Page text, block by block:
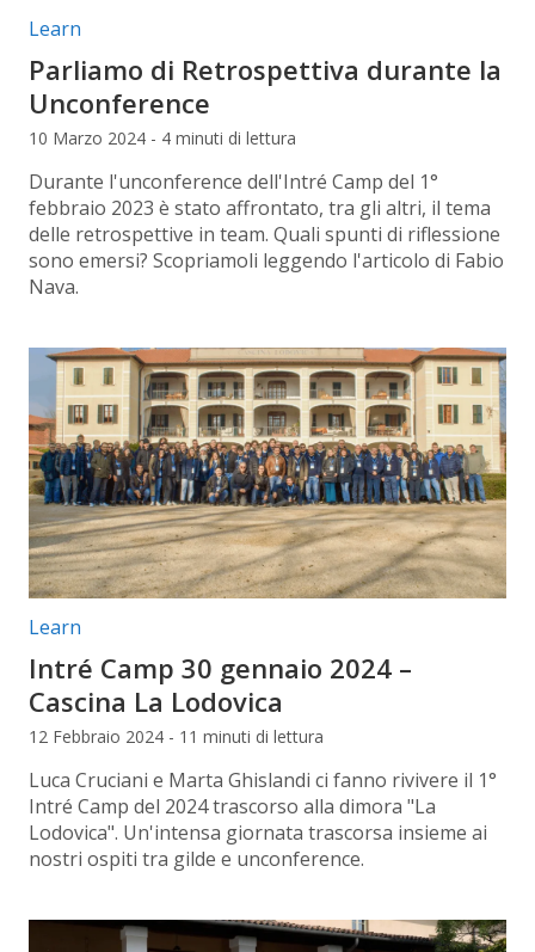
Categorie articolo:
Learn
Parliamo di Retrospettiva durante la
Unconference
10 Marzo 2024 - 4 minuti di lettura
Durante l'unconference dell'Intré Camp del 1°
febbraio 2023 è stato affrontato, tra gli altri, il tema
delle retrospettive in team. Quali spunti di riflessione
sono emersi? Scopriamoli leggendo l'articolo di Fabio
Nava.
Categorie articolo:
Learn
Intré Camp 30 gennaio 2024 –
Cascina La Lodovica
12 Febbraio 2024 - 11 minuti di lettura
Luca Cruciani e Marta Ghislandi ci fanno rivivere il 1°
Intré Camp del 2024 trascorso alla dimora "La
Lodovica". Un'intensa giornata trascorsa insieme ai
nostri ospiti tra gilde e unconference.